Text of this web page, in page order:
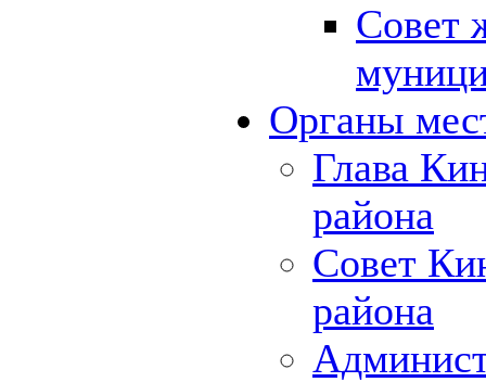
Совет
Органы
Глава
района
Совет
района